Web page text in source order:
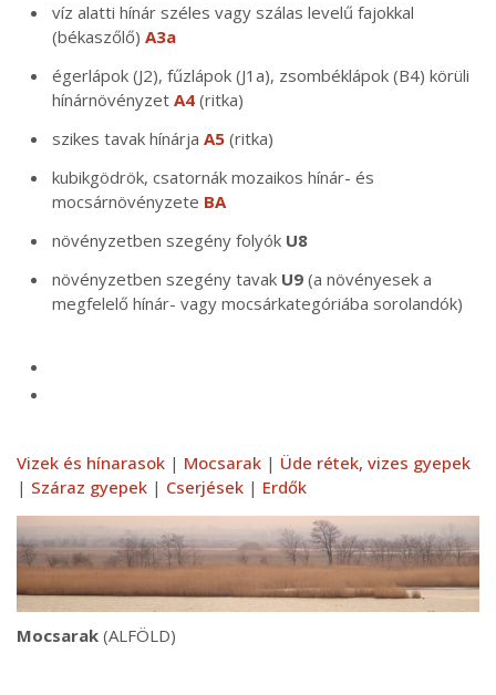
víz alatti hínár széles vagy szálas levelű fajokkal
(békaszőlő) A3a
égerlápok (J2), fűzlápok (J1a), zsombéklápok (B4) körüli
hínárnövényzet A4(ritka)
szikes tavak hínárja A5(ritka)
kubikgödrök, csatornák mozaikos hínár- és
mocsárnövényzete BA
növényzetben szegény folyók U8
növényzetben szegény tavak U9(a növényesek a
megfelelő hínár- vagy mocsárkategóriába sorolandók)
Vizek és hínarasok | Mocsarak | Üde rétek, vizes gyepek
| Száraz gyepek | Cserjések | Erdők
Mocsarak (ALFÖLD)